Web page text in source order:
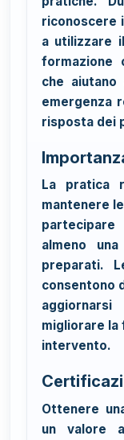
riconoscere
a utilizzare
formazione
che
emergenza
risposta dei
La pratica
mantenere
partecipare
almeno
preparati.
consentono
migliorare la
intervento.
Ottenere
un valore